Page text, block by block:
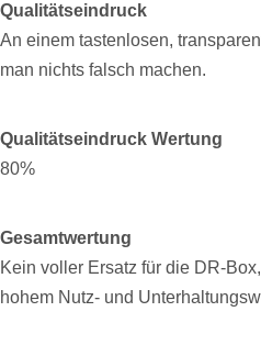
Qualitätseindruck
An einem tastenlosen,
man nichts falsch machen.
Qualitätseindruck Wertung
80%
Gesamtwertung
Kein voller Ersatz für die DR-
hohem Nutz- und